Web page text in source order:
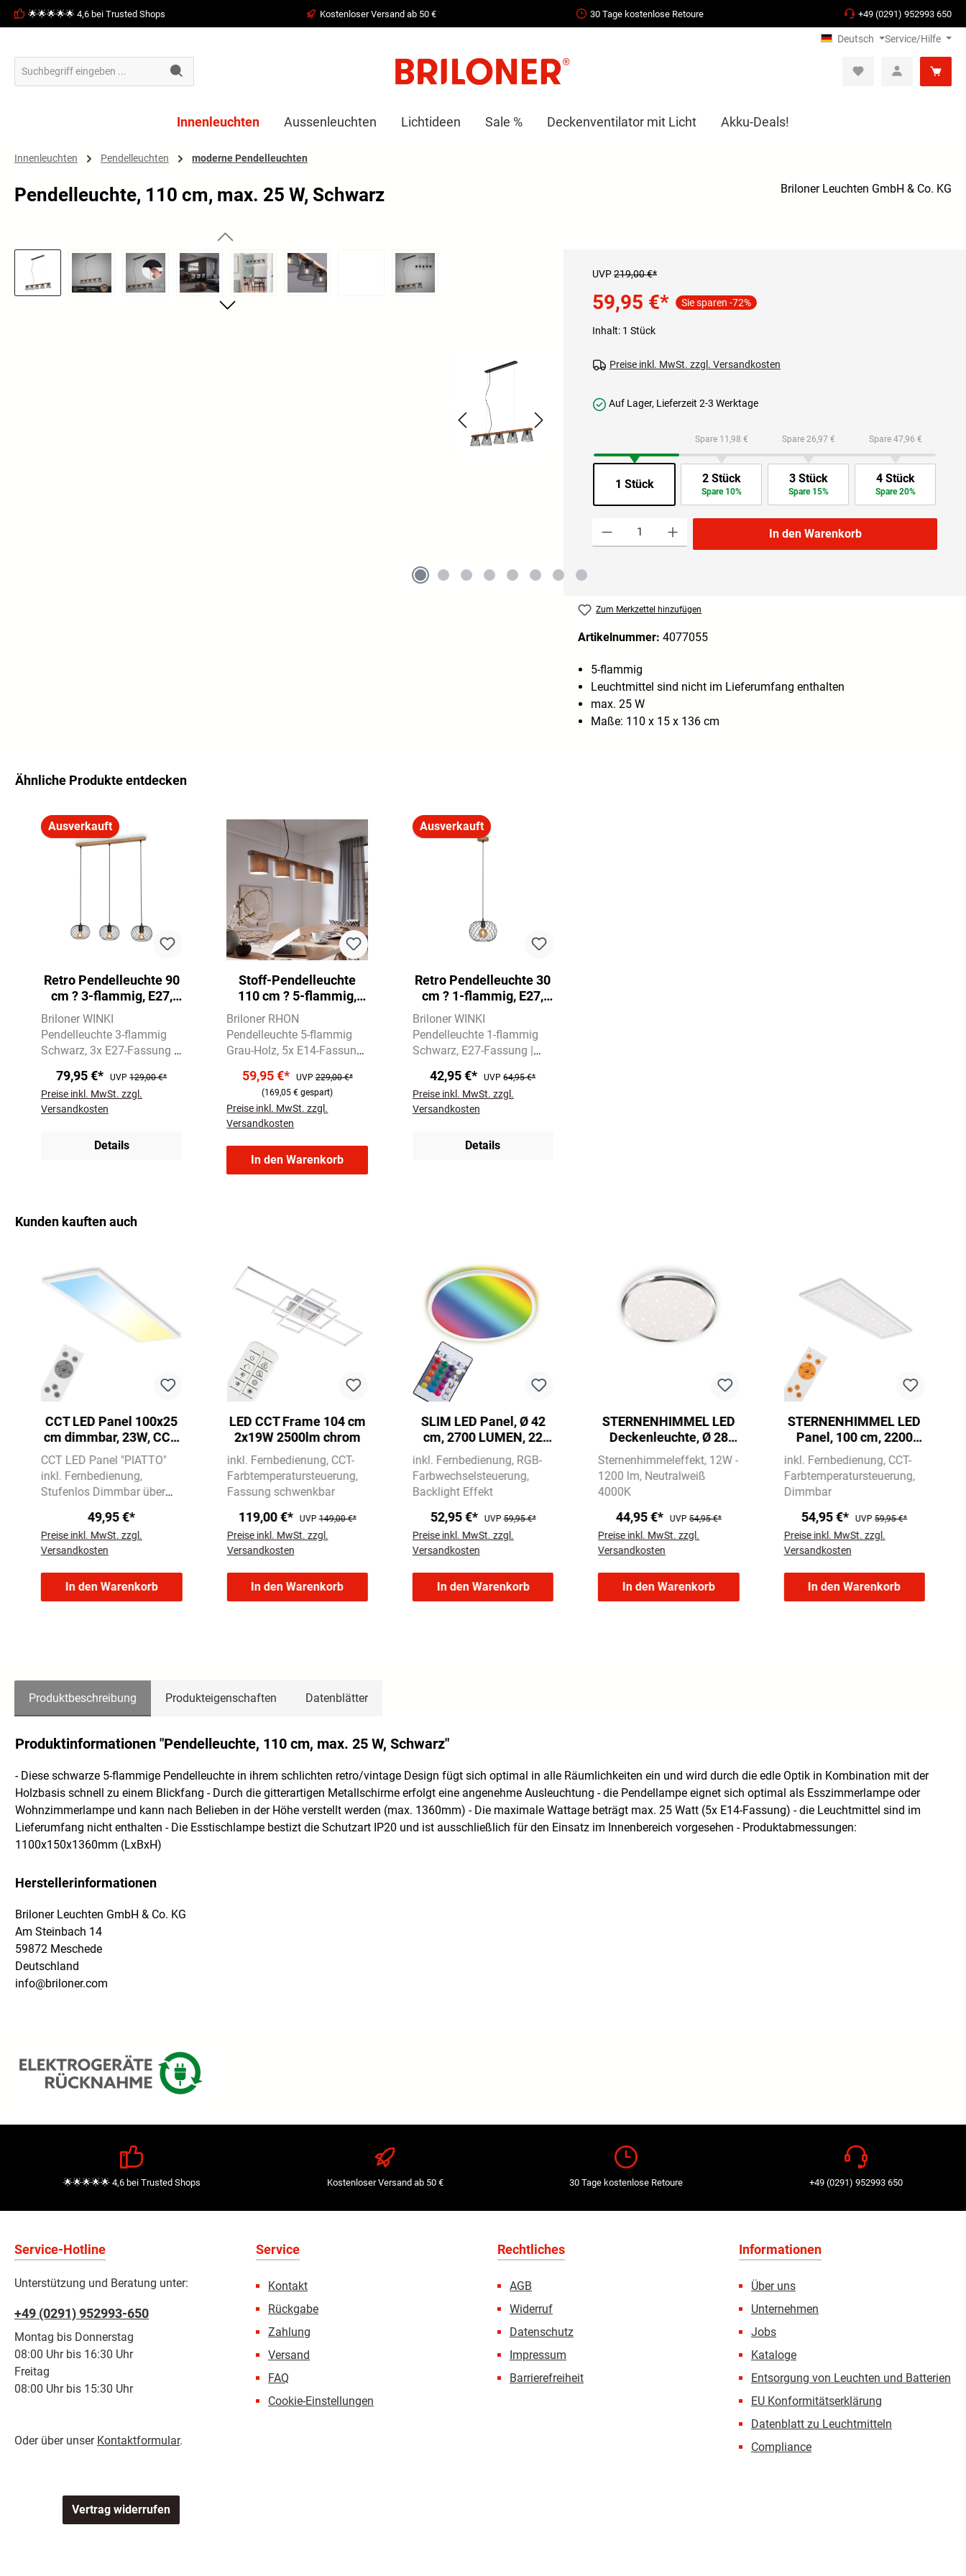
Zur Hauptnavigation springen
🌟🌟🌟🌟🌟 4,6 bei Trusted Shops Kostenloser Versand ab 50 € 30 Tage kostenlose Retoure +49 (0291) 952993 650
Deutsch Service/Hilfe
Innenleuchten Aussenleuchten Lichtideen Sale % Deckenventilator mit Licht Akku-Deals!
Innenleuchten Pendelleuchten moderne Pendelleuchten
Pendelleuchte, 110 cm, max. 25 W, Schwarz Briloner Leuchten GmbH & Co. KG
Bildergalerie überspringen
UVP219,00 €*
59,95 €* Sie sparen -72%
Inhalt: 1 Stück
Preise inkl. MwSt. zzgl. Versandkosten
Auf Lager, Lieferzeit 2-3 Werktage
1 Stück
Spare 11,98 €
2 Stück
Spare 10%
Spare 26,97 €
3 Stück
Spare 15%
Spare 47,96 €
4 Stück
Spare 20%
In den Warenkorb
Zum Merkzettel hinzufügen
Artikelnummer: 4077055
5-flammig
Leuchtmittel sind nicht im Lieferumfang enthalten
max. 25 W
Maße: 110 x 15 x 136 cm
Ähnliche Produkte entdecken
Ausverkauft
Retro Pendelleuchte 90
cm ? 3-flammig, E27,
max. 40W, Metall / Holz,
Schwarz
Briloner WINKI
Pendelleuchte 3-flammig
Schwarz 3x E27-Fassung |
Leuchtmittel
Geflochtene
Lampenschirme im Retro-
Stil
79,95 €* UVP129,00 €*
Preise inkl. MwSt. zzgl.
Versandkosten
Details
Stoff-Pendelleuchte
110 cm ? 5-flammig,
E14, max. 25W,
höhenverstellbar, Grau
Briloner RHON
Pendelleuchte 5-flammig
Grau-Holz 5x E14-Fassung
Leuchtmittel
Graue
Stoffschirme mit
natürlicher Holzoptik
59,95 €* UVP229,00 €*
(169,05 € gespart)
Preise inkl. MwSt. zzgl.
Versandkosten
In den Warenkorb
Ausverkauft
Retro Pendelleuchte 30
cm ? 1-flammig, E27,
max. 40W, Metall / Holz,
Schwarz
Briloner WINKI
Pendelleuchte 1-flammig
Schwarz E27-Fassung |
Leuchtmittel
Geflochtener
Lampenschirm im Retro-Stil
42,95 €* UVP64,95 €*
Preise inkl. MwSt. zzgl.
Versandkosten
Details
Kunden kauften auch
CCT LED Panel 100x25
cm dimmbar, 23W, CCT,
Fernbedienung, Weiß
CCT LED Panel "PIATTO"
inkl. Fernbedienung
Stufenlos Dimmbar über
Farbtemperatursteuerung
3.000-6.500 Kelvin
49,95 €*
Preise inkl. MwSt. zzgl.
Versandkosten
In den Warenkorb
LED CCT Frame 104 cm
2x19W 2500lm chrom
inkl. Fernbedienung CCT-
Farbtemperatursteuerung
Fassung schwenkbar
119,00 €* UVP149,00 €*
Preise inkl. MwSt. zzgl.
Versandkosten
In den Warenkorb
SLIM LED Panel, Ø 42
cm, 2700 LUMEN, 22
WATT, Weiß
inkl. Fernbedienung RGB-
Farbwechselsteuerung
Backlight Effekt
52,95 €* UVP59,95 €*
Preise inkl. MwSt. zzgl.
Versandkosten
In den Warenkorb
STERNENHIMMEL LED
Deckenleuchte, Ø 28
cm, 12 W, Chrom
Sternenhimmeleffekt 12W -
1200 lm Neutralweiß
4000K
44,95 €* UVP54,95 €*
Preise inkl. MwSt. zzgl.
Versandkosten
In den Warenkorb
STERNENHIMMEL LED
Panel, 100 cm, 2200
LUMEN, 24 WATT, Weiß
inkl. Fernbedienung CCT-
Farbtemperatursteuerung
Dimmbar
54,95 €* UVP59,95 €*
Preise inkl. MwSt. zzgl.
Versandkosten
In den Warenkorb
Produktbeschreibung Produkteigenschaften Datenblätter
Produktinformationen "Pendelleuchte, 110 cm, max. 25 W, Schwarz"
- Diese schwarze 5-flammige Pendelleuchte in ihrem schlichten retro/vintage Design fügt sich optimal in alle Räumlichkeiten ein und wird durch die edle Optik in Kombination mit der
Holzbasis schnell zu einem Blickfang - Durch die gitterartigen Metallschirme erfolgt eine angenehme Ausleuchtung - die Pendellampe eignet sich optimal als Esszimmerlampe oder
Wohnzimmerlampe und kann nach Belieben in der Höhe verstellt werden (max. 1360mm) - Die maximale Wattage beträgt max. 25 Watt (5x E14-Fassung) - die Leuchtmittel sind im
Lieferumfang nicht enthalten - Die Esstischlampe bestizt die Schutzart IP20 und ist ausschließlich für den Einsatz im Innenbereich vorgesehen - Produktabmessungen:
1100x150x1360mm (LxBxH)
Herstellerinformationen
Briloner Leuchten GmbH & Co. KG
Am Steinbach 14
59872 Meschede
Deutschland
info@briloner.com
🌟🌟🌟🌟🌟 4,6 bei Trusted Shops Kostenloser Versand ab 50 € 30 Tage kostenlose Retoure +49 (0291) 952993 650
Service-Hotline
Unterstützung und Beratung unter:
+49 (0291) 952993-650
Montag bis Donnerstag
08:00 Uhr bis 16:30 Uhr
Freitag
08:00 Uhr bis 15:30 Uhr
Oder über unser Kontaktformular.
Vertrag widerrufen
Service
Kontakt
Rückgabe
Zahlung
Versand
FAQ
Cookie-Einstellungen
Rechtliches
AGB
Widerruf
Datenschutz
Impressum
Barrierefreiheit
Informationen
Über uns
Unternehmen
Jobs
Kataloge
Entsorgung von Leuchten und Batterien
EU Konformitätserklärung
Datenblatt zu Leuchtmitteln
Compliance